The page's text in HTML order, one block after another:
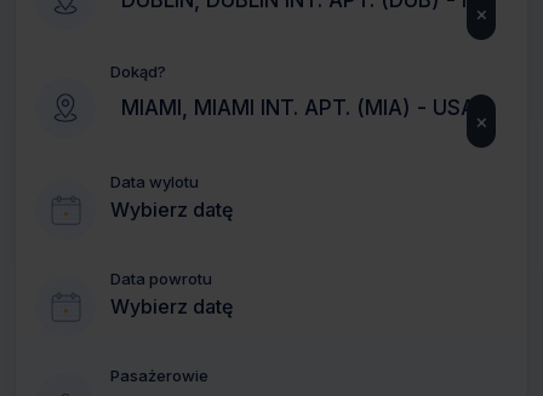
×
Dokąd?
×
Data wylotu
Wybierz datę
Data powrotu
Wybierz datę
Pasażerowie